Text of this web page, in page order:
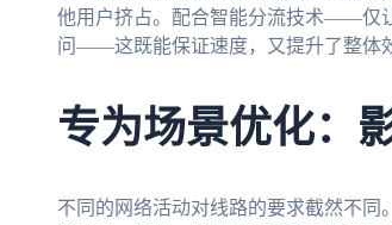
他用户挤占。配合智能分流技术——仅
问——这既能保证速度，又提升了整体
专为场景优化：
不同的网络活动对线路的要求截然不